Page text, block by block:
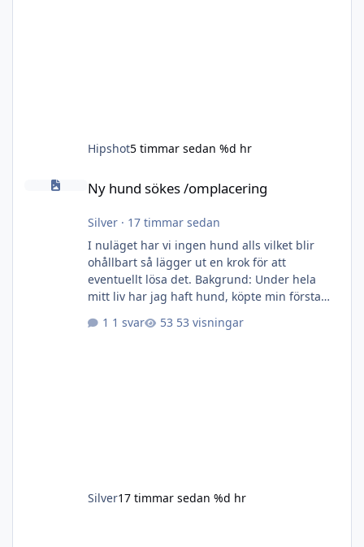
Hipshot5 timmar sedan %d hr
Ny hund sökes /omplacering
Ny hund sökes /omplacering
Silver· 17 timmar sedan
I nuläget har vi ingen hund alls vilket blir
ohållbart så lägger ut en krok för att
eventuellt lösa det. Bakgrund: Under hela
mitt liv har jag haft hund, köpte min första
gnidit ihop på något vis utan veckopeng.
1 svar 53 visningar
Silver17 timmar sedan %d hr